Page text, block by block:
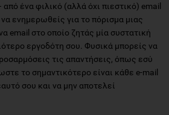
ένα φιλικό (αλλά όχι πιεστικό) email
ενημερωθείς για το πόρισμα μιας
email στο οποίο ζητάς μία συστατική
εργοδότη σου. Φυσικά μπορείς να
τις απαντήσεις, όπως εσύ
το σημαντικότερο είναι κάθε e-mail
σου και να μην αποτελεί